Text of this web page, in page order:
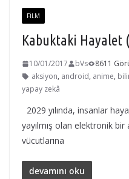
FILM
Kabuktaki Hayalet
10/01/2017 bVs
8611
aksiyon, android, anime,
yapay zekâ
2029 yılında, insanlar
yayılmış olan elektronik bir
vücutlarına
devamını oku